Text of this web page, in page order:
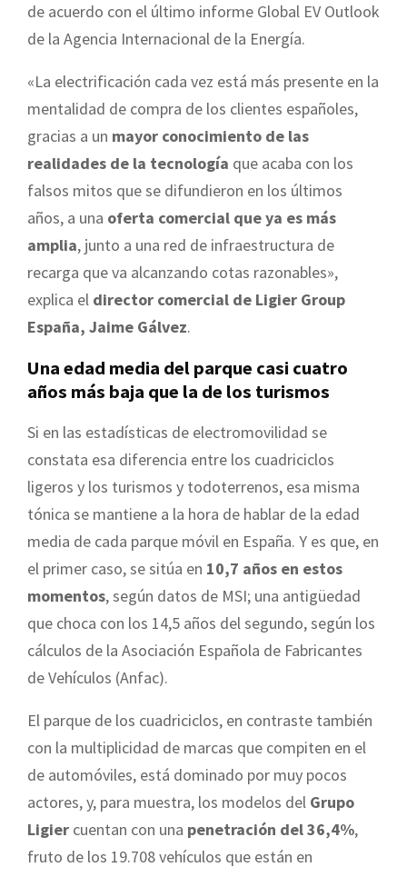
de acuerdo con el último informe Global EV Outlook
de la Agencia Internacional de la Energía.
«La electrificación cada vez está más presente en la
mentalidad de compra de los clientes españoles,
gracias a un mayor conocimiento de las
realidades de la tecnología que acaba con los
falsos mitos que se difundieron en los últimos
años, a una oferta comercial que ya es más
amplia, junto a una red de infraestructura de
recarga que va alcanzando cotas razonables»,
explica el director comercial de Ligier Group
España, Jaime Gálvez.
Una edad media del parque casi cuatro
años más baja que la de los turismos
Si en las estadísticas de electromovilidad se
constata esa diferencia entre los cuadriciclos
ligeros y los turismos y todoterrenos, esa misma
tónica se mantiene a la hora de hablar de la edad
media de cada parque móvil en España. Y es que, en
el primer caso, se sitúa en 10,7 años en estos
momentos, según datos de MSI; una antigüedad
que choca con los 14,5 años del segundo, según los
cálculos de la Asociación Española de Fabricantes
de Vehículos (Anfac).
El parque de los cuadriciclos, en contraste también
con la multiplicidad de marcas que compiten en el
de automóviles, está dominado por muy pocos
actores, y, para muestra, los modelos del Grupo
Ligier cuentan con una penetración del 36,4%,
fruto de los 19.708 vehículos que están en